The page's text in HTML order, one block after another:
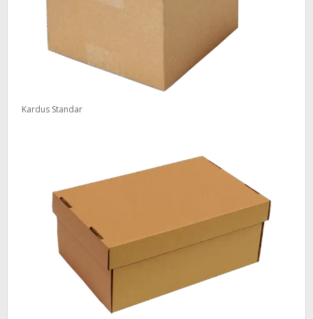
Kardus Standar